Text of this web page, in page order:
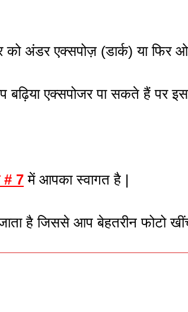
को अंडर एक्सपोज़ (डार्क) या
एक्सपोजर पा सकते हैं पर
# 7 में आपका स्वागत है |
है जिससे आप बेहतरीन फोटो